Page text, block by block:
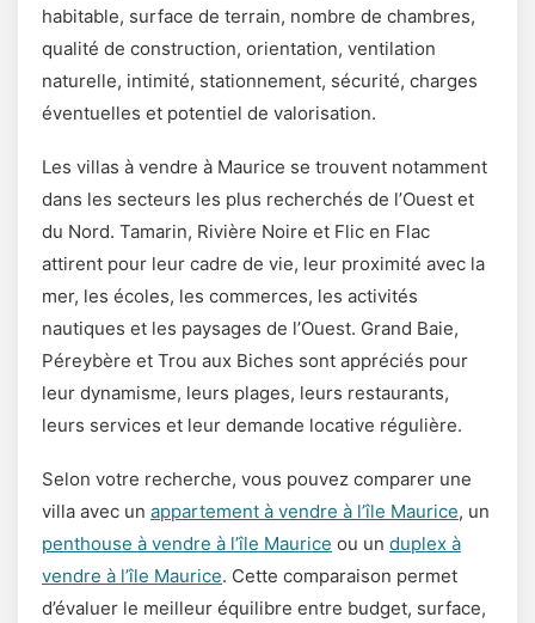
habitable, surface de terrain, nombre de chambres,
qualité de construction, orientation, ventilation
naturelle, intimité, stationnement, sécurité, charges
éventuelles et potentiel de valorisation.
Les villas à vendre à Maurice se trouvent notamment
dans les secteurs les plus recherchés de l’Ouest et
du Nord. Tamarin, Rivière Noire et Flic en Flac
attirent pour leur cadre de vie, leur proximité avec la
mer, les écoles, les commerces, les activités
nautiques et les paysages de l’Ouest. Grand Baie,
Péreybère et Trou aux Biches sont appréciés pour
leur dynamisme, leurs plages, leurs restaurants,
leurs services et leur demande locative régulière.
Selon votre recherche, vous pouvez comparer une
villa avec un appartement à vendre à l’île Maurice, un
penthouse à vendre à l’île Maurice ou un duplex à
vendre à l’île Maurice. Cette comparaison permet
d’évaluer le meilleur équilibre entre budget, surface,